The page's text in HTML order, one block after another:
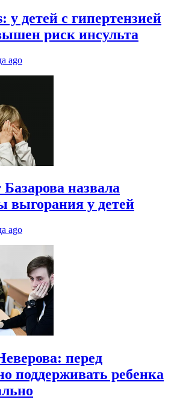
у детей с гипертензией
риск инсульта
ago
назвала
выгорания у детей
ago
перед
поддерживать ребенка